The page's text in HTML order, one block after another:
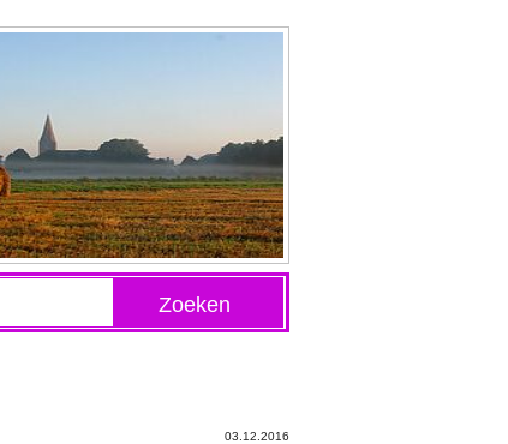
Zoeken
03.12.2016